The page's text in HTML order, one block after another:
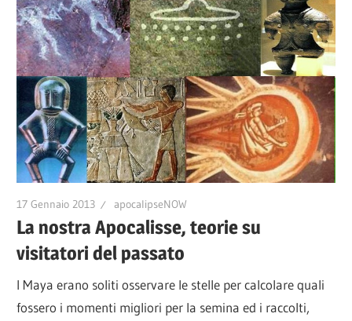
17 Gennaio 2013 apocalipseNOW
La nostra Apocalisse, teorie su
visitatori del passato
I Maya erano soliti osservare le stelle per calcolare quali
fossero i momenti migliori per la semina ed i raccolti,